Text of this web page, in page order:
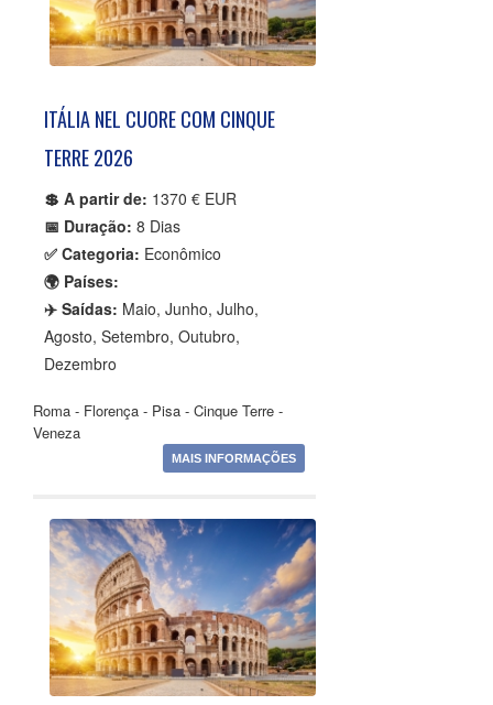
ITÁLIA NEL CUORE COM CINQUE
TERRE 2026
💲 A partir de: 1370 € EUR
📅 Duração: 8 Dias
✅ Categoria: Econômico
🌍 Países:
✈️ Saídas: Maio, Junho, Julho,
Agosto, Setembro, Outubro,
Dezembro
Roma - Florença - Pisa - Cinque Terre -
Veneza
MAIS INFORMAÇÕES